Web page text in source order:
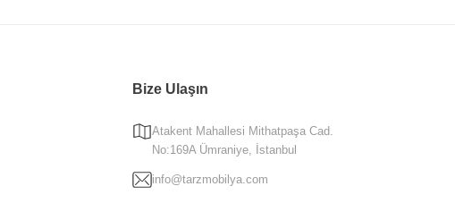
Bize Ulaşın
Atakent Mahallesi Mithatpaşa Cad.
No:169A Ümraniye, İstanbul
info@tarzmobilya.com